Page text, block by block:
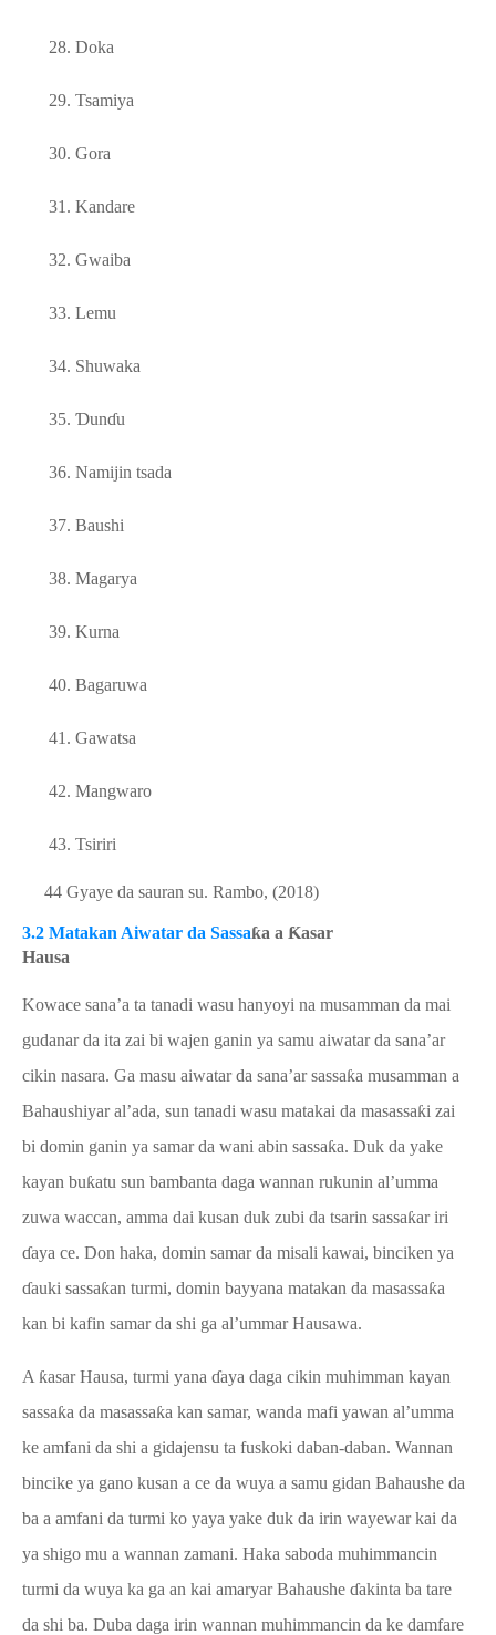
28. Doka
29. Tsamiya
30. Gora
31. Kandare
32. Gwaiba
33. Lemu
34. Shuwaka
35. Ɗunɗu
36. Namijin tsada
37. Baushi
38. Magarya
39. Kurna
40. Bagaruwa
41. Gawatsa
42. Mangwaro
43. Tsiriri
44 Gyaye da sauran su. Rambo, (2018)
3.2 Matakan Aiwatar da Sassaƙa a Ƙasar
Hausa
Kowace sana’a ta tanadi wasu hanyoyi na musamman da mai
gudanar da ita zai bi wajen ganin ya samu aiwatar da sana’ar
cikin nasara. Ga masu aiwatar da sana’ar sassaƙa musamman a
Bahaushiyar al’ada, sun tanadi wasu matakai da masassaƙi zai
bi domin ganin ya samar da wani abin sassaƙa. Duk da yake
kayan buƙatu sun bambanta daga wannan rukunin al’umma
zuwa waccan, amma dai kusan duk zubi da tsarin sassaƙar iri
ɗaya ce. Don haka, domin samar da misali kawai, binciken ya
ɗauki sassaƙan turmi, domin bayyana matakan da masassaƙa
kan bi kafin samar da shi ga al’ummar Hausawa.
A ƙasar Hausa, turmi yana ɗaya daga cikin muhimman kayan
sassaƙa da masassaƙa kan samar, wanda mafi yawan al’umma
ke amfani da shi a gidajensu ta fuskoki daban-daban. Wannan
bincike ya gano kusan a ce da wuya a samu gidan Bahaushe da
ba a amfani da turmi ko yaya yake duk da irin wayewar kai da
ya shigo mu a wannan zamani. Haka saboda muhimmancin
turmi da wuya ka ga an kai amaryar Bahaushe ɗakinta ba tare
da shi ba. Duba daga irin wannan muhimmancin da ke damfare